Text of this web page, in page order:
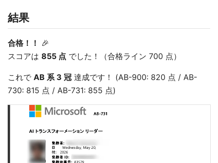
結果
合格！！
🎉
スコアは 855 点 でした！（合格ライン 700 点）
これで AB 系 3 冠 達成です！ (AB-900: 820 点 / AB-
730: 815 点 / AB-731: 855 点)